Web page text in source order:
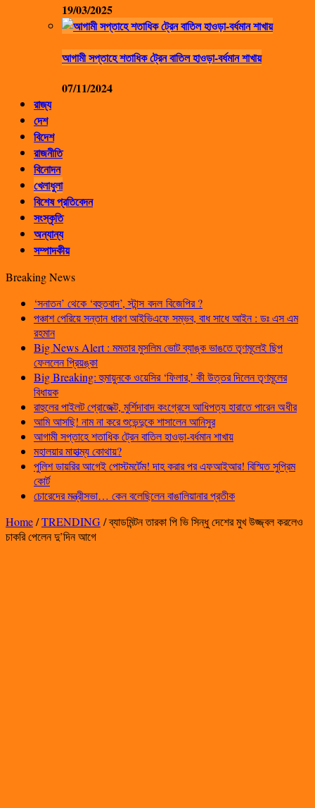
19/03/2025
আগামী সপ্তাহে শতাধিক ট্রেন বাতিল হাওড়া-বর্ধমান শাখায়
07/11/2024
রাজ্য
দেশ
বিদেশ
রাজনীতি
বিনোদন
খেলাধুলা
বিশেষ প্রতিবেদন
সংস্কৃতি
অন্যান্য
সম্পাদকীয়
Breaking News
‘সনাতন’ থেকে ‘বহুতবাদ’, স্টান্স বদল বিজেপির ?
পঞ্চাশ পেরিয়ে সন্তান ধারণ আইভিএফে সম্ভব, বাধ সাধে আইন : ডঃ এস এম
রহমান
Big News Alert : মমতার মুসলিম ভোট ব্যাঙ্ক ভাঙতে তৃণমূলেই ছিপ
ফেললেন প্রিয়ঙ্কা
Big Breaking: হুমায়ুনকে ওয়েসির ‘ফিলার,’ কী উত্তর দিলেন তৃণমূলের
বিধায়ক
রাহুলের পাইলট প্রোজেক্ট, মুর্শিদাবাদ কংগ্রেসে আধিপত্য হারাতে পারেন অধীর
আমি আসছি! নাম না করে শুভেন্দুকে শাসালেন আনিসুর
আগামী সপ্তাহে শতাধিক ট্রেন বাতিল হাওড়া-বর্ধমান শাখায়
মহালয়ার মাহাত্ম্য কোথায়?
পুলিশ ডায়রির আগেই পোস্টমর্টেম! দাহ করার পর এফআইআর! বিস্মিত সুপ্রিম
কোর্ট
চোরেদের মন্ত্রীসভা… কেন বলেছিলেন বাঙালিয়ানার প্রতীক
Home/TRENDING/ব্যাডমিন্টন তারকা পি ভি সিন্ধু দেশের মুখ উজ্জ্বল করলেও
চাকরি পেলেন দু’দিন আগে